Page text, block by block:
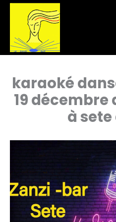
Aller
karaoké
19
à sete